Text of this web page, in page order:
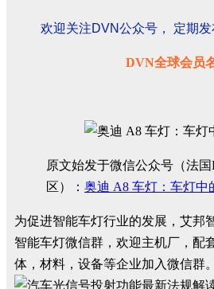
欢迎关注DVN公众号， 定期
DVN全球会员
原文始发于微信公众号（法
区）： 奥迪 A8 车灯：车灯中
为促进智能车灯行业的发展，艾邦
智能车灯微信群，欢迎主机厂，配
体，材料，设备等企业加入微信群。